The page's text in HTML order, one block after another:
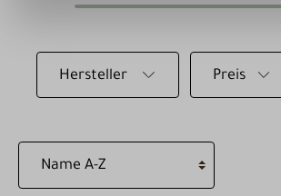
Hersteller Preis